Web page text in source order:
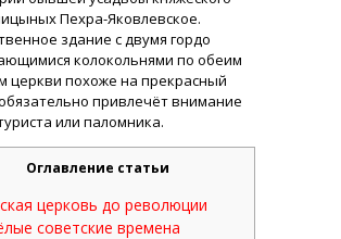
Пехра-Яковлевское.
здание с двумя гордо
колокольнями по обеим
церкви похоже на прекрасный
привлечёт внимание
или паломника.
Оглавление статьи
церковь до революции
советские времена